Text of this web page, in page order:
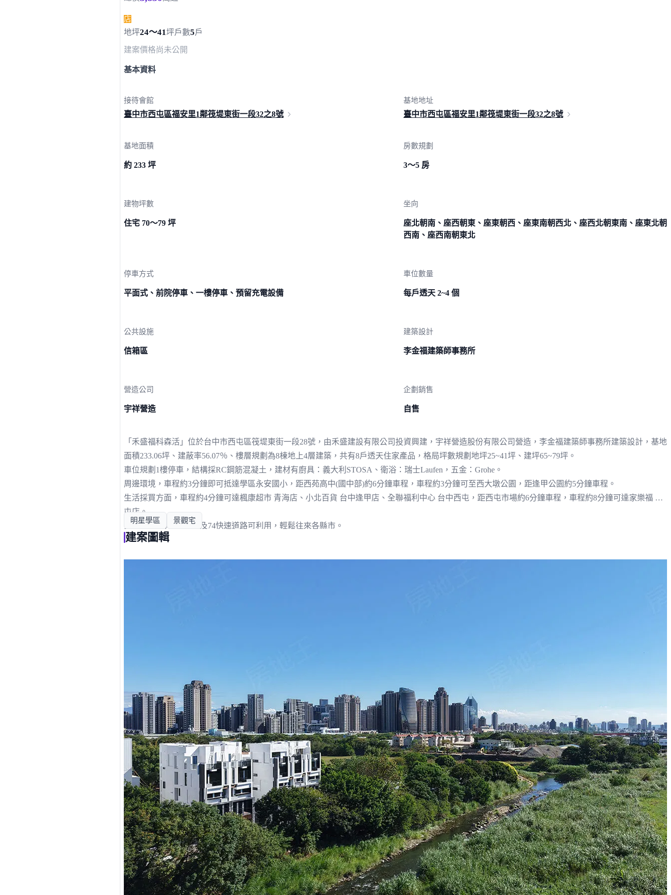
店
地坪24～41坪戶數5戶
建案價格尚未公開
基本資料
接待會館
臺中市西屯區福安里1鄰筏堤東街一段32之8號
基地地址
臺中市西屯區福安里1鄰筏堤東街一段32之8號
基地面積
約 233 坪
房數規劃
3～5 房
建物坪數
住宅 70～79 坪
坐向
座北朝南、座西朝東、座東朝西、座東南朝西北、座西北朝東南、座東北朝
西南、座西南朝東北
停車方式
平面式、前院停車、一樓停車、預留充電設備
車位數量
每戶透天 2~4 個
公共設施
信箱區
建築設計
李金福建築師事務所
營造公司
宇祥營造
企劃銷售
自售
「禾盛福科森活」位於台中市西屯區筏堤東街一段28號，由禾盛建設有限公司投資興建，宇祥營造股份有限公司營造，李金福建築師事務所建築設計，基地
面積233.06坪、建蔽率56.07％、樓層規劃為8棟地上4層建築，共有8戶透天住家產品，格局坪數規劃地坪25~41坪、建坪65~79坪。
車位規劃1樓停車，結構採RC鋼筋混凝土，建材有廚具：義大利STOSA、衛浴：瑞士Laufen，五金：Grohe。
周邊環境，車程約3分鐘即可抵達學區永安國小，距西苑高中(國中部)約6分鐘車程，車程約3分鐘可至西大墩公園，距逢甲公園約5分鐘車程。
生活採買方面，車程約4分鐘可達楓康超市 青海店、小北百貨 台中逢甲店、全聯福利中心 台中西屯，距西屯市場約6分鐘車程，車程約8分鐘可達家樂福 西
屯店。
交通方面，有國道1號及74快速道路可利用，輕鬆往來各縣市。
明星學區 景觀宅
建案圖輯